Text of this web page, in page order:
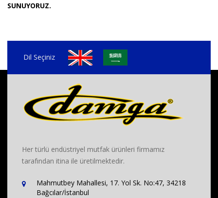
SUNUYORUZ.
Dil Seçiniz
Her türlü endüstriyel mutfak ürünleri firmamız
tarafından itina ile üretilmektedir.
Mahmutbey Mahallesi, 17. Yol Sk. No:47, 34218
Bağcılar/İstanbul